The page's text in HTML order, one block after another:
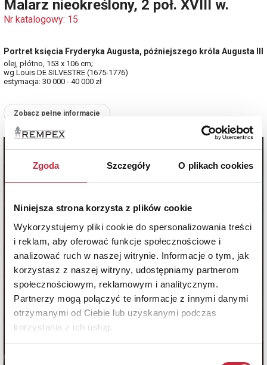
Zgoda Szczegóły O plikach cookies
Niniejsza strona korzysta z plików cookie
Wykorzystujemy pliki cookie do spersonalizowania treści
i reklam, aby oferować funkcje społecznościowe i
analizować ruch w naszej witrynie. Informacje o tym, jak
korzystasz z naszej witryny, udostępniamy partnerom
społecznościowym, reklamowym i analitycznym.
Partnerzy mogą połączyć te informacje z innymi danymi
otrzymanymi od Ciebie lub uzyskanymi podczas
korzystania z ich usług.
Malarz nieokreślony, 2 poł. XVIII w.
Nr katalogowy: 15
Portret księcia Fryderyka Augusta, późniejszego króla Augusta III
olej, płótno, 153 x 106 cm;
wg Louis DE SILVESTRE (1675-1776)
estymacja: 30 000 - 40 000 zł
Zobacz pełne informacje